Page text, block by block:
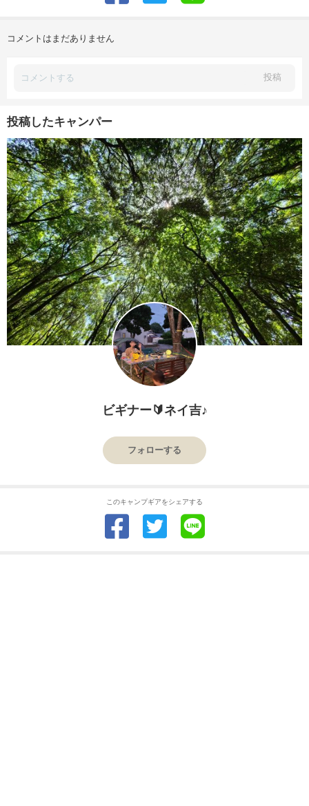
コメントはまだありません
投稿
投稿したキャンパー
ビギナー🔰ネイ吉♪
フォローする
このキャンプギアをシェアする